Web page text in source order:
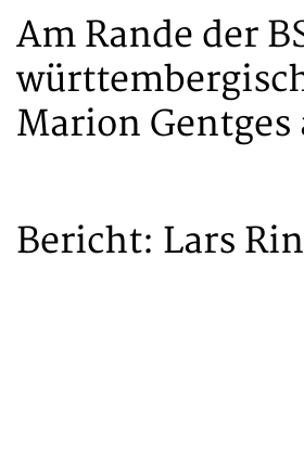
Am Rande der
Marion
Bericht: Lars